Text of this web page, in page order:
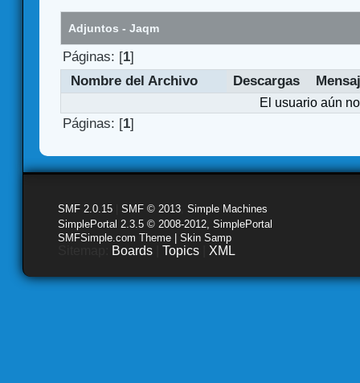
Adjuntos - Jaqm
Páginas: [1]
Nombre del Archivo
Descargas
El usuario aún
Páginas: [1]
SMF 2.0.15 SMF © 2013 Simple Machines
SimplePortal 2.3.5 © 2008-2012, SimplePortal
SMFSimple.com Theme | Skin Samp
Boards Topics XML